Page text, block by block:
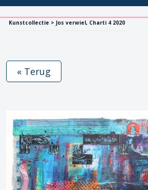
Kunstcollectie > Jos verwiel, Charti 4 2020
« Terug